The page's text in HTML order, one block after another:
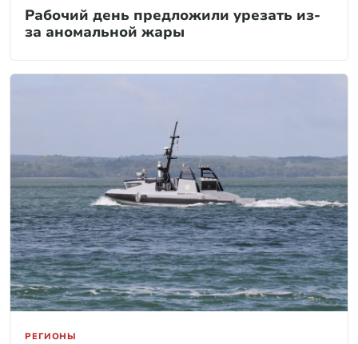
Рабочий день предложили урезать из-
за аномальной жары
РЕГИОНЫ